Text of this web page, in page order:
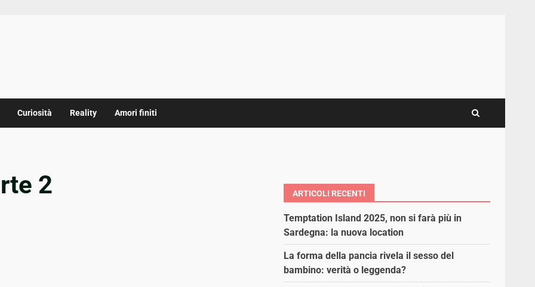
Curiosità Reality Amori finiti
2 ARTICOLI RECENTI
Temptation Island 2025, non si farà più in
Sardegna: la nuova location
La forma della pancia rivela il sesso del
bambino: verità o leggenda?